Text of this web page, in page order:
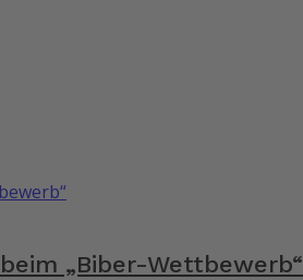
„Biber-Wettbewerb“